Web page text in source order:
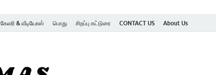
கேலரி & வீடியோஸ் பொது சிறப்பு கட்டுரை CONTACT US About Us